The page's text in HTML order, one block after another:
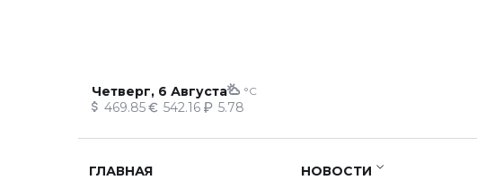
Четверг, 6 Августа °C
469.85 542.16 5.78
ГЛАВНАЯ НОВОСТИ